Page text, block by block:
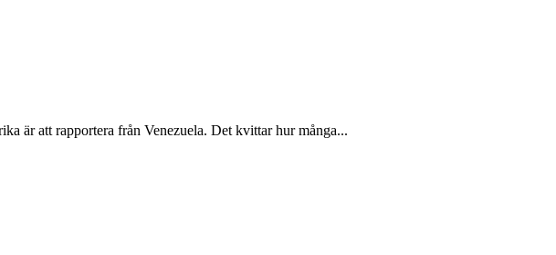
är att rapportera från Venezuela. Det kvittar hur många...